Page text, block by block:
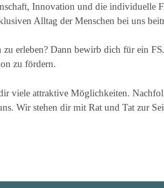
Innovation und die individuelle
Alltag der Menschen bei uns
erleben? Dann bewirb dich für ein
zu fördern.
viele attraktive Möglichkeiten.
Wir stehen dir mit Rat und Tat zur